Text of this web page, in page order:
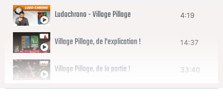
Ludochrono - Village Pillage 4:19
Village Pillage, de l'explication ! 14:37
Village Pillage, de la partie ! 33:40